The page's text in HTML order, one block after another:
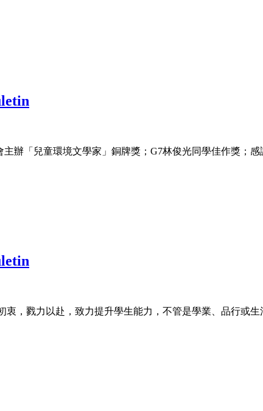
辦「兒童環境文學家」銅牌獎；G7林俊光同學佳作獎；
，戮力以赴，致力提升學生能力，不管是學業、品行或